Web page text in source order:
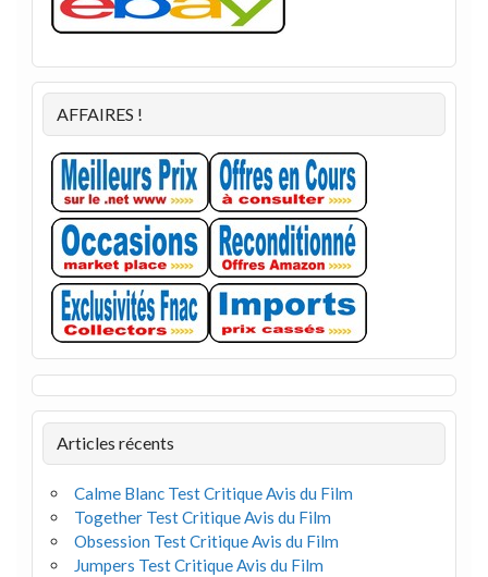
AFFAIRES !
Articles récents
Calme Blanc Test Critique Avis du Film
Together Test Critique Avis du Film
Obsession Test Critique Avis du Film
Jumpers Test Critique Avis du Film